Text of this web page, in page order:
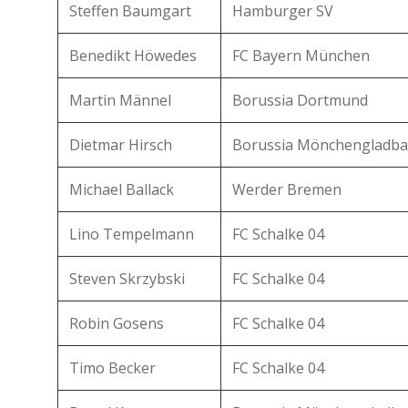
Steffen Baumgart Hamburger SV
Benedikt Höwedes FC Bayern München
Martin Männel Borussia Dortmund
Dietmar Hirsch Borussia
Michael Ballack Werder Bremen
Lino Tempelmann FC Schalke 04
Steven Skrzybski FC Schalke 04
Robin Gosens FC Schalke 04
Timo Becker FC Schalke 04